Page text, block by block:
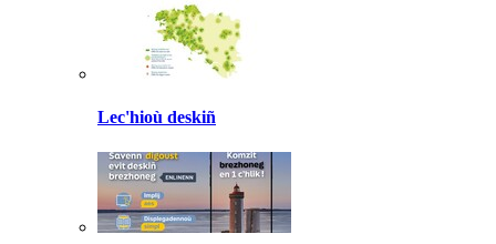
Lec'hioù deskiñ